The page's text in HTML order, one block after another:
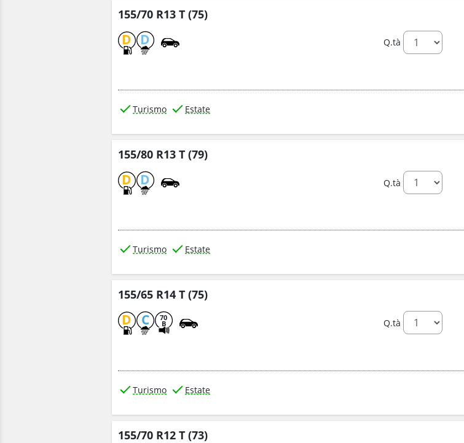
155/70 R13 T (75)
D D Q.tà
Turismo Estate
155/80 R13 T (79)
D D Q.tà
Turismo Estate
155/65 R14 T (75)
D C 70
B Q.tà
Turismo Estate
155/70 R12 T (73)